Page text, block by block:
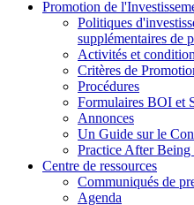
Promotion de
Politiques
supplémentaires de
Activités et
Critères de
Procédures
Formulaires BOI et
Annonces
Un Guide sur le
Practice After
Centre de ressources
Communiqués de
Agenda